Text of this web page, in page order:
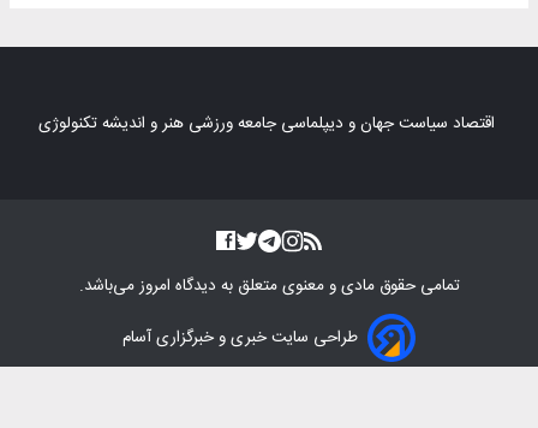
اقتصاد سیاستجهان و دیپلماسیجامعهورزشی هنر و اندیشهتکنولوژی
تمامی حقوق مادی و معنوی متعلق به دیدگاه امروزمی‌باشد.
طراحی سایت خبری و خبرگزاری آسام